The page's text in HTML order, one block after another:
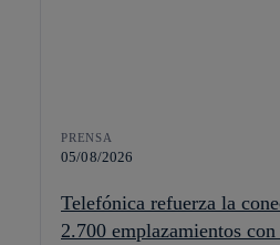
PRENSA
05/08/2026
Telefónica refuerza la
2.700 emplazamientos